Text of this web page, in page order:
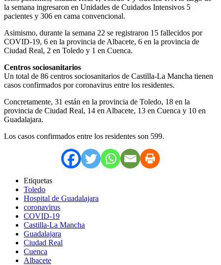
la semana ingresaron en Unidades de Cuidados Intensivos 5
pacientes y 306 en cama convencional.
Asimismo, durante la semana 22 se registraron 15 fallecidos por
COVID-19, 6 en la provincia de Albacete, 6 en la provincia de
Ciudad Real, 2 en Toledo y 1 en Cuenca.
Centros sociosanitarios
Un total de 86 centros sociosanitarios de Castilla-La Mancha tienen
casos confirmados por coronavirus entre los residentes.
Concretamente, 31 están en la provincia de Toledo, 18 en la
provincia de Ciudad Real, 14 en Albacete, 13 en Cuenca y 10 en
Guadalajara.
Los casos confirmados entre los residentes son 599.
Etiquetas
Toledo
Hospital de Guadalajara
coronavirus
COVID-19
Castilla-La Mancha
Guadalajara
Ciudad Real
Cuenca
Albacete